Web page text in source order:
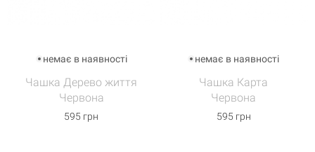
немає в наявності
Чашка Дерево життя
Червона
595 грн
немає в наявності
Чашка Карта
Червона
595 грн